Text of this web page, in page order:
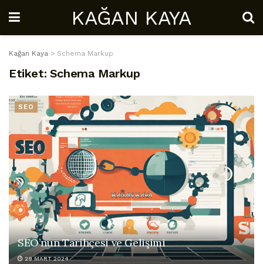
KAĞAN KAYA
Kağan Kaya > Schema Markup
Etiket: Schema Markup
SEO
SEO’nun Tarihçesi ve Gelişimi
29 MART 2024